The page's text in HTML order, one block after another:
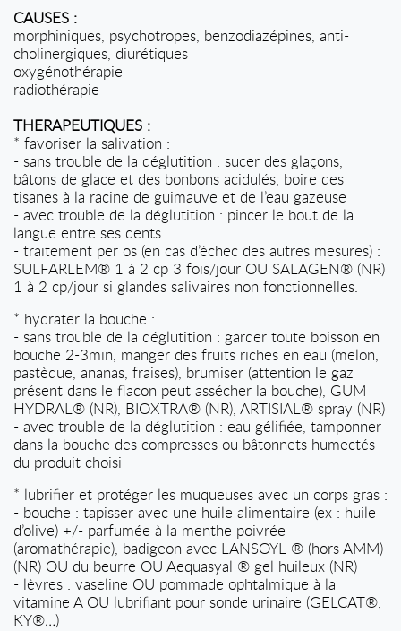
CAUSES :
morphiniques, psychotropes, benzodiazépines, anti-
cholinergiques, diurétiques
oxygénothérapie
radiothérapie
THERAPEUTIQUES :
* favoriser la salivation :
- sans trouble de la déglutition : sucer des glaçons,
bâtons de glace et des bonbons acidulés, boire des
tisanes à la racine de guimauve et de l’eau gazeuse
- avec trouble de la déglutition : pincer le bout de la
langue entre ses dents
- traitement per os (en cas d’échec des autres mesures) :
SULFARLEM® 1 à 2 cp 3 fois/jour OU SALAGEN® (NR)
1 à 2 cp/jour si glandes salivaires non fonctionnelles.
* hydrater la bouche :
- sans trouble de la déglutition : garder toute boisson en
bouche 2-3min, manger des fruits riches en eau (melon,
pastèque, ananas, fraises), brumiser (attention le gaz
présent dans le flacon peut assécher la bouche), GUM
HYDRAL® (NR), BIOXTRA® (NR), ARTISIAL® spray (NR)
- avec trouble de la déglutition : eau gélifiée, tamponner
dans la bouche des compresses ou bâtonnets humectés
du produit choisi
* lubrifier et protéger les muqueuses avec un corps gras :
- bouche : tapisser avec une huile alimentaire (ex : huile
d’olive) +/- parfumée à la menthe poivrée
(aromathérapie), badigeon avec LANSOYL ® (hors AMM)
(NR) OU du beurre OU Aequasyal ® gel huileux (NR)
- lèvres : vaseline OU pommade ophtalmique à la
vitamine A OU lubrifiant pour sonde urinaire (GELCAT®,
KY®…)